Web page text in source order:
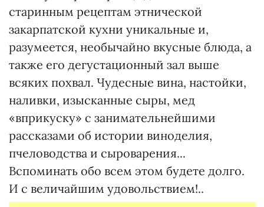
старинным рецептам этнической
закарпатской кухни уникальные и,
разумеется, необычайно вкусные блюда, а
также его дегустационный зал выше
всяких похвал. Чудесные вина, настойки,
наливки, изысканные сыры, мед
«вприкуску» с занимательнейшими
рассказами об истории виноделия,
пчеловодства и сыроварения...
Вспоминать обо всем этом будете долго.
И с величайшим удовольствием!..